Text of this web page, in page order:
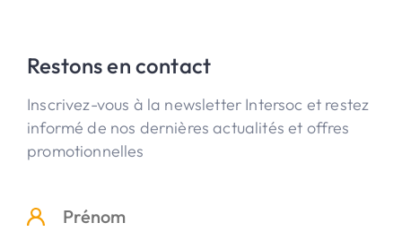
Restons en contact
Inscrivez-vous à la newsletter Intersoc et restez
informé de nos dernières actualités et offres
promotionnelles